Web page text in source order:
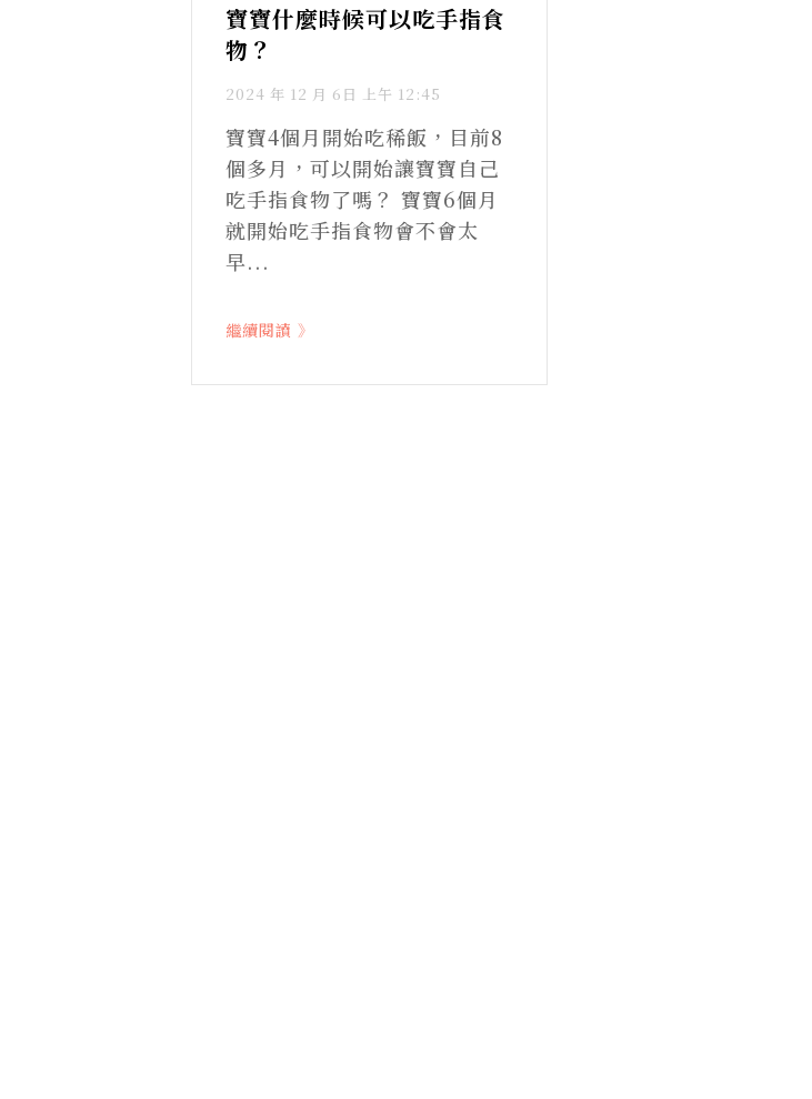
寶寶什麼時候可以吃手指食
物？
2024 年 12 月 6日 上午 12:45
寶寶4個月開始吃稀飯，目前8
個多月，可以開始讓寶寶自己
吃手指食物了嗎？​ 寶寶6個月
就開始吃手指食物會不會太
早...
繼續閱讀 》